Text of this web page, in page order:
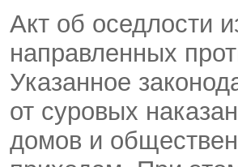
Акт об оседлости
направленных
Указанное
от суровых
домов и